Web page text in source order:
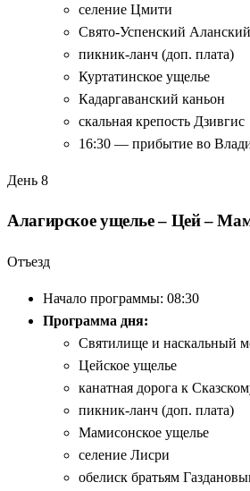
селение Цмити
Свято-Успенский
пикник-ланч (доп. плата)
Куртатинское ущелье
Кадаргаванский каньон
скальная крепость Дзивгис
16:30 — прибытие во
День 8
Алагирское ущелье – Цей –
Отъезд
Начало программы: 08:30
Программа дня:
Святилище и наскальный
Цейское ущелье
канатная дорога к
пикник-ланч (доп. плата)
Мамисонское ущелье
селение Лисри
обелиск братьям